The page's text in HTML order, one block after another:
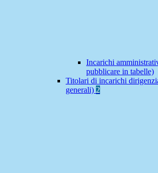
Incarichi
pubblicare in tabelle)
Titolari di incarichi
generali) 2